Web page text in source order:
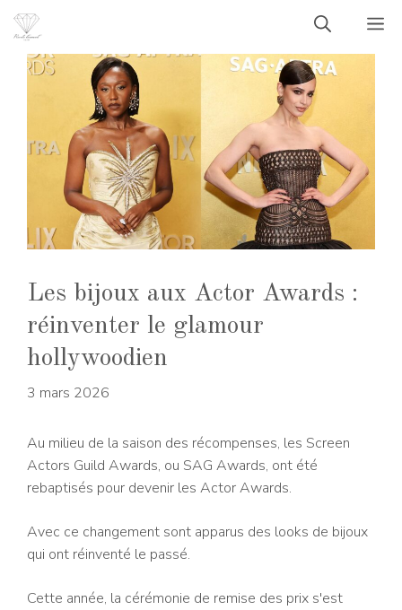
Aller
contenu
Les bijoux aux Actor Awards :
réinventer le glamour
hollywoodien
3 mars 2026
Au milieu de la saison des récompenses, les Screen
Actors Guild Awards, ou SAG Awards, ont été
rebaptisés pour devenir les Actor Awards.
Avec ce changement sont apparus des looks de bijoux
qui ont réinventé le passé.
Cette année, la cérémonie de remise des prix s'est